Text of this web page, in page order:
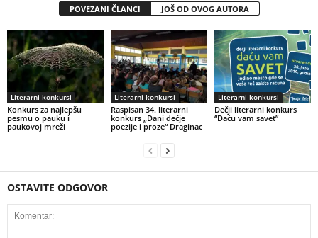
POVEZANI ČLANCI JOŠ OD OVOG AUTORA
Literarni konkursi
Konkurs za najlepšu
pesmu o pauku i
paukovoj mreži
Literarni konkursi
Raspisan 34. literarni
konkurs „Dani dečje
poezije i proze“ Draginac
Literarni konkursi
Dečji literarni konkurs
“Daću vam savet”
OSTAVITE ODGOVOR